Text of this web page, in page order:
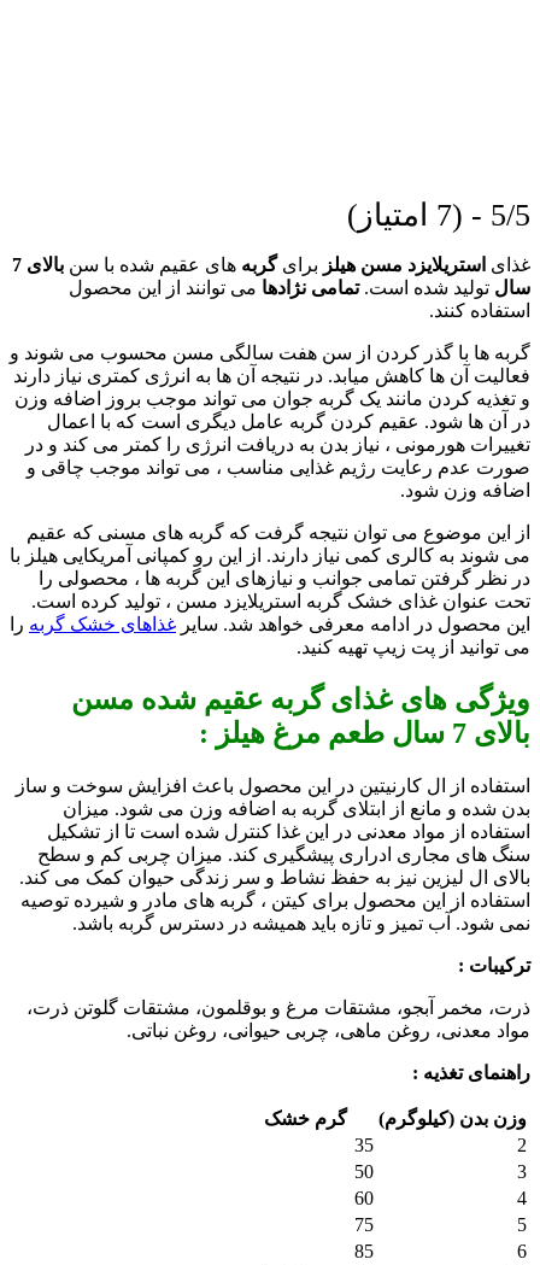
5/5 - (7 امتیاز)
غذای استریلایزد مسن هیلز برایگربه های عقیم شده با سن
بالای 7
سال تولید شده است.تمامی نژادها می توانند از این محصول
استفاده کنند.
گربه ها با گذر کردن از سن هفت سالگی مسن محسوب می شوند و
فعالیت آن ها کاهش میابد. در نتیجه آن ها به انرژی کمتری نیاز دارند
و تغذیه کردن مانند یک گربه جوان می تواند موجب بروز اضافه وزن
در آن ها شود. عقیم کردن گربه عامل دیگری است که با اعمال
تغییرات هورمونی ، نیاز بدن به دریافت انرژی را کمتر می کند و در
صورت عدم رعایت رژیم غذایی مناسب ، می تواند موجب چاقی و
اضافه وزن شود.
از این موضوع می توان نتیجه گرفت که گربه های مسنی که عقیم
می شوند به کالری کمی نیاز دارند. از این رو کمپانی آمریکایی هیلز با
در نظر گرفتن تمامی جوانب و نیازهای این گربه ها ، محصولی را
تحت عنوان غذای خشک گربه استریلایزد مسن ، تولید کرده است.
این محصول در ادامه معرفی خواهد شد. سایر غذاهای خشک گربه را
می توانید از پت زیپ تهیه کنید.
ویژگی های غذای گربه عقیم شده مسن
بالای 7 سال طعم مرغ هیلز :
استفاده از ال کارنیتین در این محصول باعث افزایش سوخت و ساز
بدن شده و مانع از ابتلای گربه به اضافه وزن می شود. میزان
استفاده از مواد معدنی در این غذا کنترل شده است تا از تشکیل
سنگ های مجاری ادراری پیشگیری کند. میزان چربی کم و سطح
بالای ال لیزین نیز به حفظ نشاط و سر زندگی حیوان کمک می کند.
استفاده از این محصول برای کیتن ، گربه های مادر و شیرده توصیه
نمی شود. آب تمیز و تازه باید همیشه در دسترس گربه باشد.
ترکیبات :
ذرت، مخمر آبجو، مشتقات مرغ و بوقلمون، مشتقات گلوتن ذرت،
مواد معدنی، روغن ماهی، چربی حیوانی، روغن نباتی.
راهنمای تغذیه :
وزن بدن (کیلوگرم)
گرم خشک
2
35
3
50
4
60
5
75
6
85